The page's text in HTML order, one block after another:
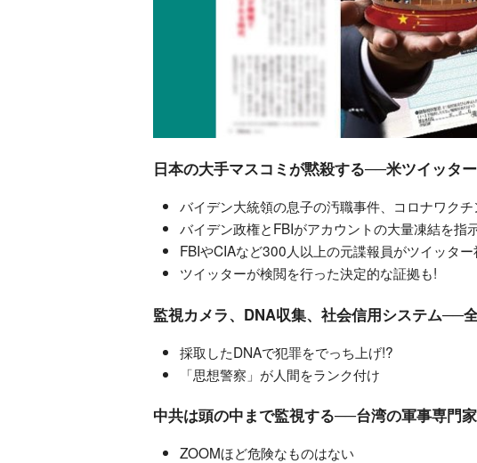
日本の大手マスコミが黙殺する──米ツイッタ
バイデン大統領の息子の汚職事件、コロナワク
バイデン政権とFBIがアカウントの大量凍結を指
FBIやCIAなど300人以上の元諜報員がツイッタ
ツイッターが検閲を行った決定的な証拠も!
監視カメラ、DNA収集、社会信用システム──
採取したDNAで犯罪をでっち上げ!?
「思想警察」が人間をランク付け
中共は頭の中まで監視する──台湾の軍事専門家
ZOOMほど危険なものはない